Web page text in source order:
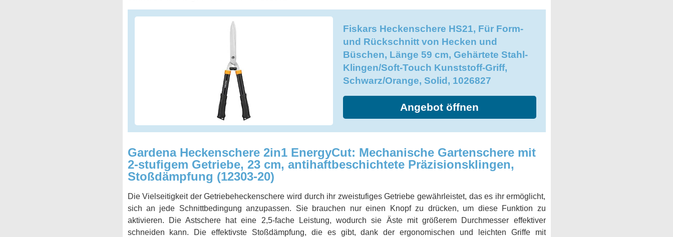
Fiskars Heckenschere HS21, Für Form-
und Rückschnitt von Hecken und
Büschen, Länge 59 cm, Gehärtete Stahl-
Klingen/Soft-Touch Kunststoff-Griff,
Schwarz/Orange, Solid, 1026827
Angebot öffnen
Gardena Heckenschere 2in1 EnergyCut: Mechanische Gartenschere mit
2-stufigem Getriebe, 23 cm, antihaftbeschichtete Präzisionsklingen,
Stoßdämpfung (12303-20)
Die Vielseitigkeit der Getriebeheckenschere wird durch ihr zweistufiges Getriebe gewährleistet, das es ihr ermöglicht,
sich an jede Schnittbedingung anzupassen. Sie brauchen nur einen Knopf zu drücken, um diese Funktion zu
aktivieren. Die Astschere hat eine 2,5-fache Leistung, wodurch sie Äste mit größerem Durchmesser effektiver
schneiden kann. Die effektivste Stoßdämpfung, die es gibt, dank der ergonomischen und leichten Griffe mit